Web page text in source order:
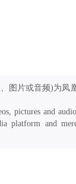
图片或音频)为凤
pictures and
platform and